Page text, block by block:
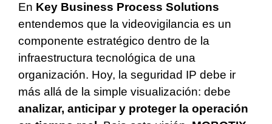
En Key Business Process Solutions
entendemos que la videovigilancia es un
componente estratégico dentro de la
infraestructura tecnológica de una
organización. Hoy, la seguridad IP debe ir
más allá de la simple visualización: debe
analizar, anticipar y proteger la operación